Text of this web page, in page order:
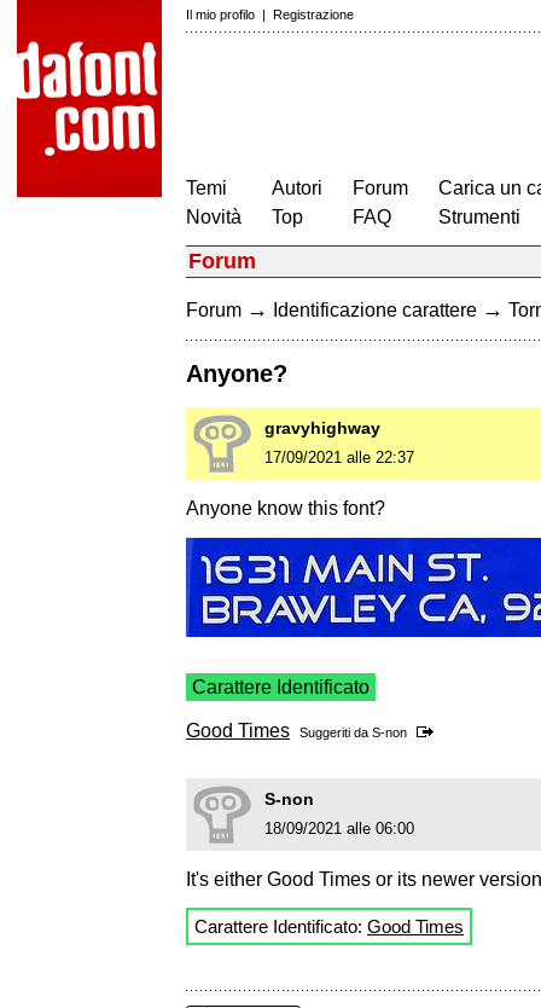
Il mio profilo | Registrazione
Temi
Novità
Autori
Top
Forum
FAQ
Carica un
Strumenti
Forum
Forum → Identificazione carattere →
Anyone?
gravyhighway
17/09/2021 alle 22:37
Anyone know this font?
Carattere Identificato
Good Times Suggeriti da S-non
S-non
18/09/2021 alle 06:00
It's either Good Times or its newer
Carattere Identificato: Good Times